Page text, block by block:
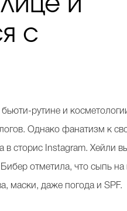
с
рутине и
Однако фанатизм к
в сторис Instagram. Хейли
отметила, что сыпь на
маски, даже погода и SPF.